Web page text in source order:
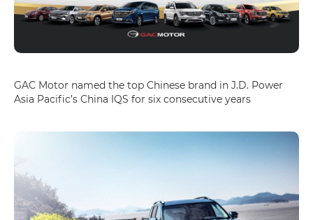
GAC Motor named the top Chinese brand in J.D. Power
Asia Pacific’s China IQS for six consecutive years